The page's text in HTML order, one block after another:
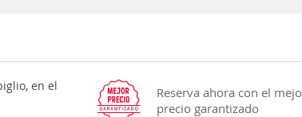
en el
Reserva ahora con el
precio garantizado